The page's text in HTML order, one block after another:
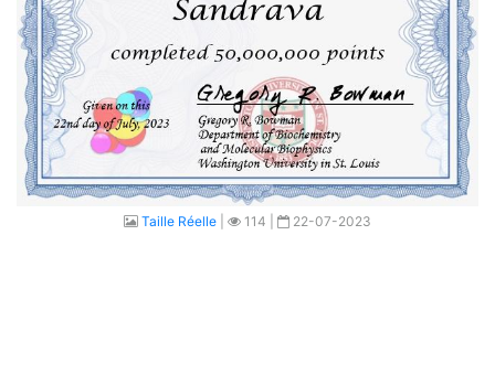
Taille Réelle 114 | 22-07-2023